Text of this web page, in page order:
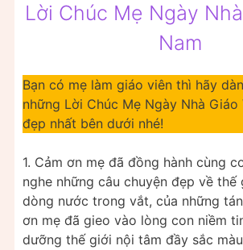
Lời Chúc Mẹ Ngày
Nam
Bạn có mẹ làm giáo viên thì hãy
những Lời Chúc Mẹ Ngày Nhà
đẹp nhất bên dưới nhé!
1. Cảm ơn mẹ đã đồng hành cùng
nghe những câu chuyện đẹp về thế
dòng nước trong vắt, của những
ơn mẹ đã gieo vào lòng con niềm
dưỡng thế giới nội tâm đầy sắc